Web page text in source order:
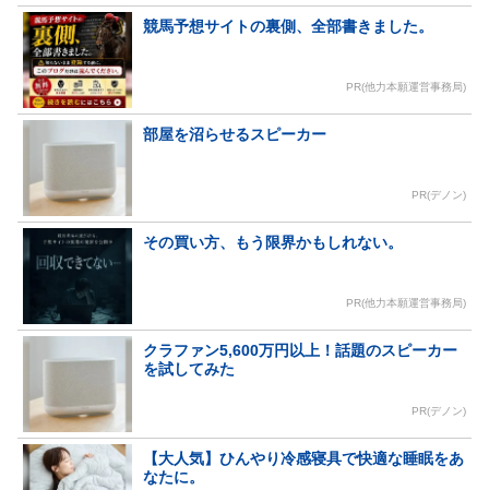
競馬予想サイトの裏側、全部書きました。
PR(他力本願運営事務局)
部屋を沼らせるスピーカー
PR(デノン)
その買い方、もう限界かもしれない。
PR(他力本願運営事務局)
クラファン5,600万円以上！話題のスピーカー
を試してみた
PR(デノン)
【大人気】ひんやり冷感寝具で快適な睡眠をあ
なたに。